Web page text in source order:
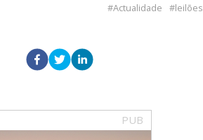
Actualidade leilões
PUB